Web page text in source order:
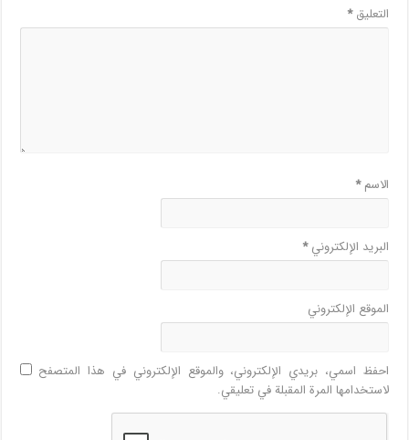
التعليق*
الاسم*
البريد الإلكتروني*
الموقع الإلكتروني
احفظ اسمي، بريدي الإلكتروني، والموقع الإلكتروني في هذا المتصفح
لاستخدامها المرة المقبلة في تعليقي.